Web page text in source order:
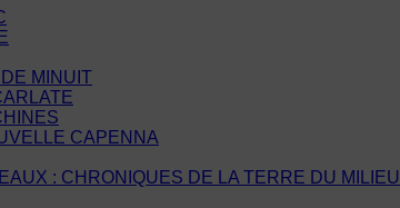
MINUIT
CAPENNA
: CHRONIQUES DE LA TERRE DU MILIEU